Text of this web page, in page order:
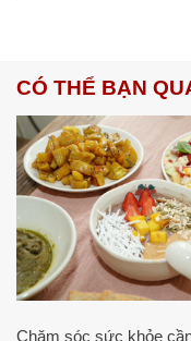
CÓ THỂ BẠN
Chăm sóc sức khỏe